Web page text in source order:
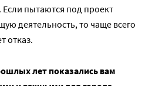
Если пытаются под проект
деятельность, то чаще всего
отказ.
лет показались вам